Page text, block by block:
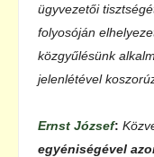
ügyvezetői
folyosóján
közgyűlésünk
jelenlétével
Ernst József:
egyéniségével